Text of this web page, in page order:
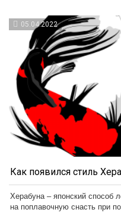
05.04.2022
Как появился стиль
Херабуна – японский способ
на поплавочную снасть при